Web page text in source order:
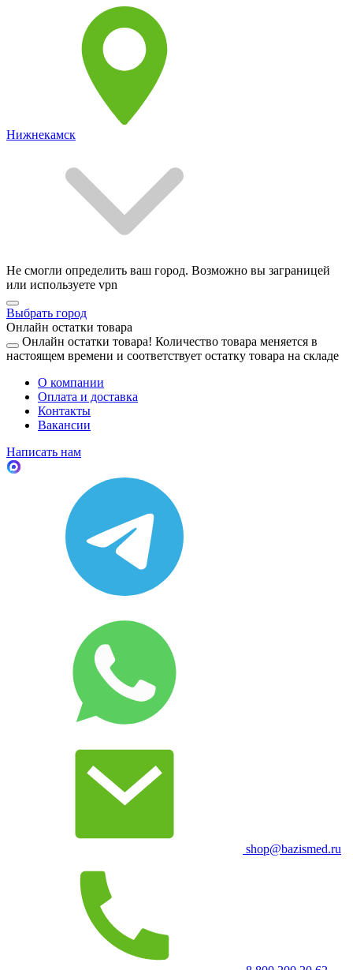
Нижнекамск
Не смогли определить ваш город. Возможно вы заграницей
или используете vpn
Выбрать город
Онлайн остатки товара
Онлайн остатки товара! Количество товара меняется в
настоящем времени и соответствует остатку товара на складе
О компании
Оплата и доставка
Контакты
Вакансии
Написать нам
shop@bazismed.ru